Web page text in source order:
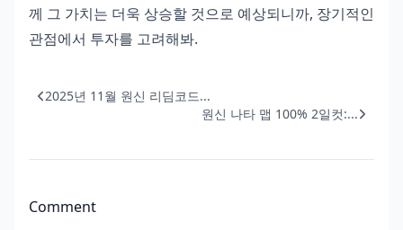
께 그 가치는 더욱 상승할 것으로 예상되니까, 장기적인
관점에서 투자를 고려해봐.
2025년 11월 원신 리딤코드...
원신 나타 맵 100% 2일컷:...
Comment